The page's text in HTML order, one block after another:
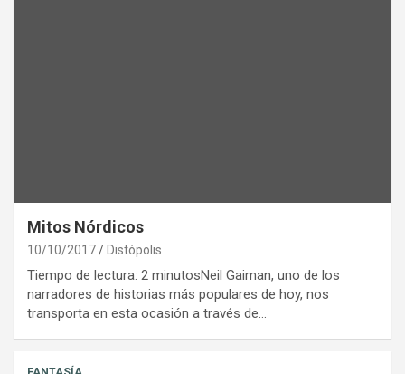
Mitos Nórdicos
10/10/2017 Distópolis
Tiempo de lectura: 2 minutosNeil Gaiman, uno de los
narradores de historias más populares de hoy, nos
transporta en esta ocasión a través de…